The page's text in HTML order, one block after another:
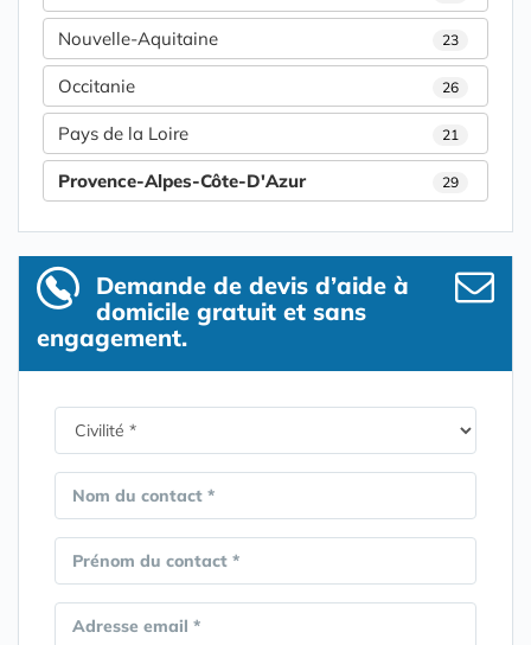
Nouvelle-Aquitaine 23
Occitanie 26
Pays de la Loire 21
Provence-Alpes-Côte-D'Azur 29
Demande de devis d’aide à
domicile gratuit et sans
engagement.
Nom du contact *
Prénom du contact *
Adresse email *